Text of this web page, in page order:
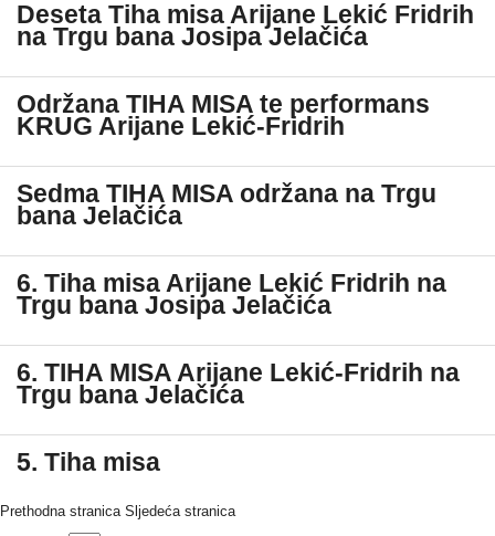
Deseta Tiha misa Arijane Lekić Fridrih
na Trgu bana Josipa Jelačića
Održana TIHA MISA te performans
KRUG Arijane Lekić-Fridrih
Sedma TIHA MISA održana na Trgu
bana Jelačića
6. Tiha misa Arijane Lekić Fridrih na
Trgu bana Josipa Jelačića
6. TIHA MISA Arijane Lekić-Fridrih na
Trgu bana Jelačića
5. Tiha misa
Prethodna stranica Sljedeća stranica